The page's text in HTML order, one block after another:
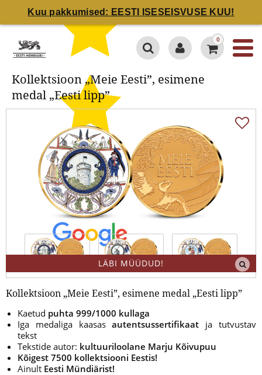
Kuu pakkumised: EESTI ISESEISVUSE KUU!
4.7 / 5
0
Kollektsioon „Meie Eesti”, esimene
medal „Eesti lipp”
LÄBI MÜÜDUD!
Kollektsioon „Meie Eesti”, esimene medal „Eesti lipp”
Kaetud puhta 999/1000 kullaga
Iga medaliga kaasas autentsussertifikaat ja tutvustav
tekst
Tekstide autor: kultuuriloolane Marju Kõivupuu
Kõigest 7500 kollektsiooni Eestis!
Ainult Eesti Mündiärist!
Kollektsioon „Meie Eesti”, esimene
medal „Eesti lipp”